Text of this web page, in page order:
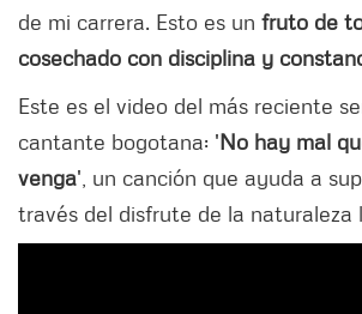
de mi carrera. Esto es un fruto de
cosechado con disciplina y
Este es el video del más reciente
cantante bogotana: 'No hay mal
venga', un canción que ayuda a
través del disfrute de la naturaleza